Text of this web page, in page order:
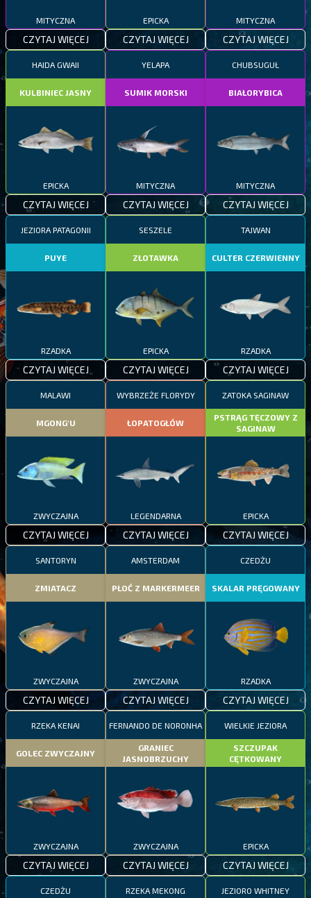
MITYCZNA
CZYTAJ WIĘCEJ
EPICKA
CZYTAJ WIĘCEJ
MITYCZNA
CZYTAJ WIĘCEJ
HAIDA GWAII
KULBINIEC JASNY
EPICKA
CZYTAJ WIĘCEJ
YELAPA
SUMIK MORSKI
MITYCZNA
CZYTAJ WIĘCEJ
CHUBSUGUŁ
BIAŁORYBICA
MITYCZNA
CZYTAJ WIĘCEJ
JEZIORA PATAGONII
PUYE
RZADKA
CZYTAJ WIĘCEJ
SESZELE
ZŁOTAWKA
EPICKA
CZYTAJ WIĘCEJ
TAJWAN
CULTER CZERWIENNY
RZADKA
CZYTAJ WIĘCEJ
MALAWI
MGONG'U
ZWYCZAJNA
CZYTAJ WIĘCEJ
WYBRZEŻE FLORYDY
ŁOPATOGŁÓW
LEGENDARNA
CZYTAJ WIĘCEJ
ZATOKA SAGINAW
PSTRĄG TĘCZOWY Z
SAGINAW
EPICKA
CZYTAJ WIĘCEJ
SANTORYN
ZMIATACZ
ZWYCZAJNA
CZYTAJ WIĘCEJ
AMSTERDAM
PŁOĆ Z MARKERMEER
ZWYCZAJNA
CZYTAJ WIĘCEJ
CZEDŻU
SKALAR PRĘGOWANY
RZADKA
CZYTAJ WIĘCEJ
RZEKA KENAI
GOLEC ZWYCZAJNY
ZWYCZAJNA
CZYTAJ WIĘCEJ
FERNANDO DE NORONHA
GRANIEC
JASNOBRZUCHY
ZWYCZAJNA
CZYTAJ WIĘCEJ
WIELKIE JEZIORA
SZCZUPAK
CĘTKOWANY
EPICKA
CZYTAJ WIĘCEJ
CZEDŻU RZEKA MEKONG JEZIORO WHITNEY